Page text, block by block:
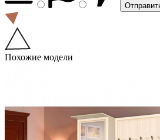
Похожие модели